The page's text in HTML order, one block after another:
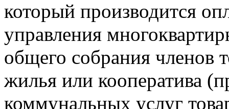
который производится
управления
общего собрания членов
жилья или кооператива
коммунальных услуг